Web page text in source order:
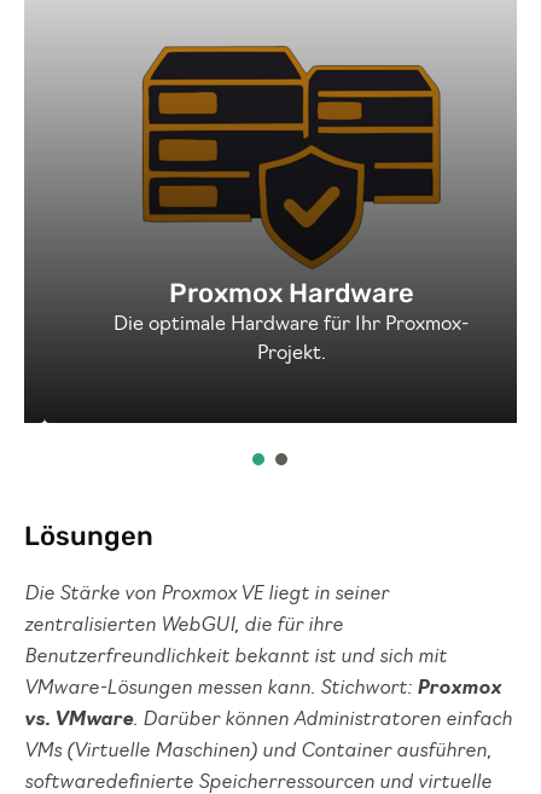
Proxmox Hardware
Die optimale Hardware für Ihr Proxmox-
Projekt.
Lösungen
Die Stärke von Proxmox VE liegt in seiner
zentralisierten WebGUI, die für ihre
Benutzerfreundlichkeit bekannt ist und sich mit
VMware-Lösungen messen kann. Stichwort: Proxmox
vs. VMware. Darüber können Administratoren einfach
VMs (Virtuelle Maschinen) und Container ausführen,
softwaredefinierte Speicherressourcen und virtuelle